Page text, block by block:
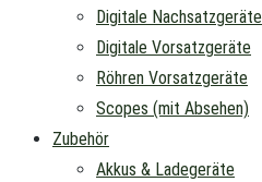
Digitale Nachsatzgeräte
Digitale Vorsatzgeräte
Röhren Vorsatzgeräte
Scopes (mit Absehen)
Zubehör
Akkus & Ladegeräte